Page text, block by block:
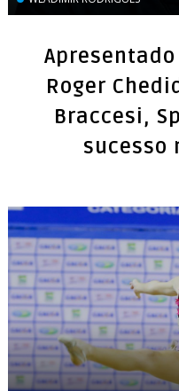
Roger
Braccesi,
sucesso